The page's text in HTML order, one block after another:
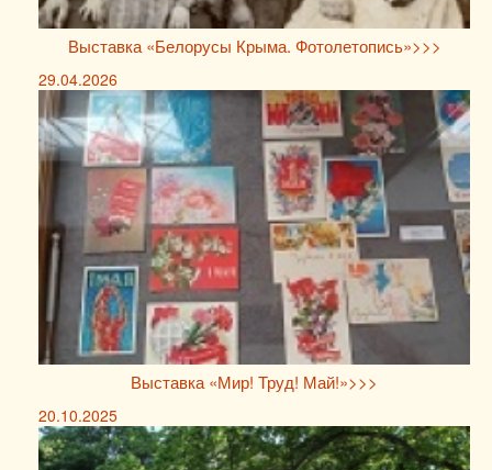
Выставка «Белорусы Крыма. Фотолетопись»>>>
29.04.2026
Выставка «Мир! Труд! Май!»>>>
20.10.2025